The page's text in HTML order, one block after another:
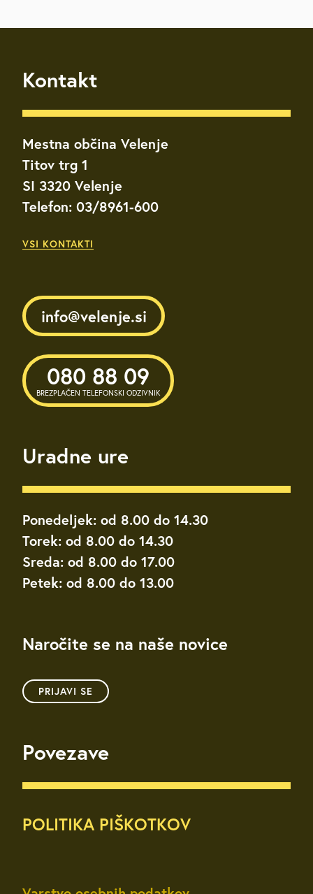
Kontakt
Mestna občina Velenje
Titov trg 1
SI 3320 Velenje
Telefon: 03/8961-600
VSI KONTAKTI
info@velenje.si
080 88 09
BREZPLAČEN TELEFONSKI ODZIVNIK
Uradne ure
Ponedeljek: od 8.00 do 14.30
Torek: od 8.00 do 14.30
Sreda: od 8.00 do 17.00
Petek: od 8.00 do 13.00
Naročite se na naše novice
PRIJAVI SE
Povezave
POLITIKA PIŠKOTKOV